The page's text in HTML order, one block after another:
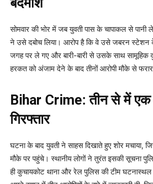
सोमवार की भोर में जब युवती पास के चापाकल से पानी
ने उसे दबोच लिया। आरोप है कि वे उसे जबरन
जगह पर ले गए और बारी-बारी से उसके साथ सामूहिक
हरकत को अंजाम देने के बाद तीनों आरोपी मौके से फरार
Bihar Crime: तीन से में एक
गिरफ्तार
घटना के बाद युवती ने साहस दिखाते हुए शोर मचाया,
मौके पर पहुंचे। स्थानीय लोगों ने तुरंत इसकी सूचना
ही कुचायकोट थाना और रेल पुलिस की टीम घटनास्थल